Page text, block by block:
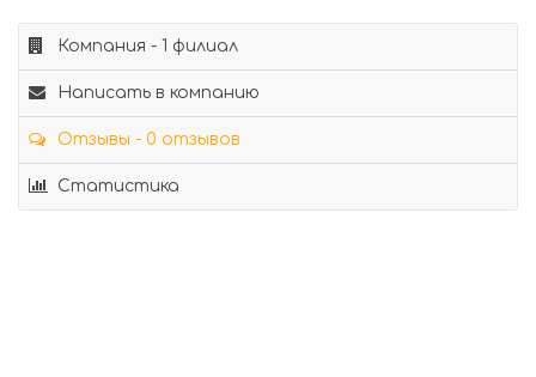
Компания - 1 филиал
Написать в компанию
Отзывы - 0 отзывов
Статистика